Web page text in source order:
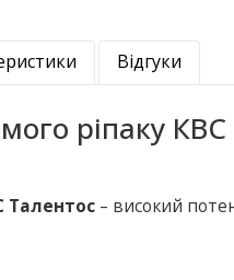
Відгуки
ріпаку
Талентос – високий